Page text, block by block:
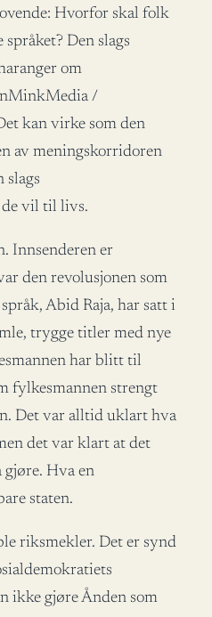
Hvorfor skal folk
Den slags
om
/
kan virke som den
av meningskorridoren
slags
de vil til livs.
Innsenderen er
den revolusjonen som
Abid Raja, har satt i
trygge titler med nye
har blitt til
fylkesmannen strengt
Det var alltid uklart hva
det var klart at det
gjøre. Hva en
staten.
riksmekler. Det er synd
ikke gjøre Ånden som